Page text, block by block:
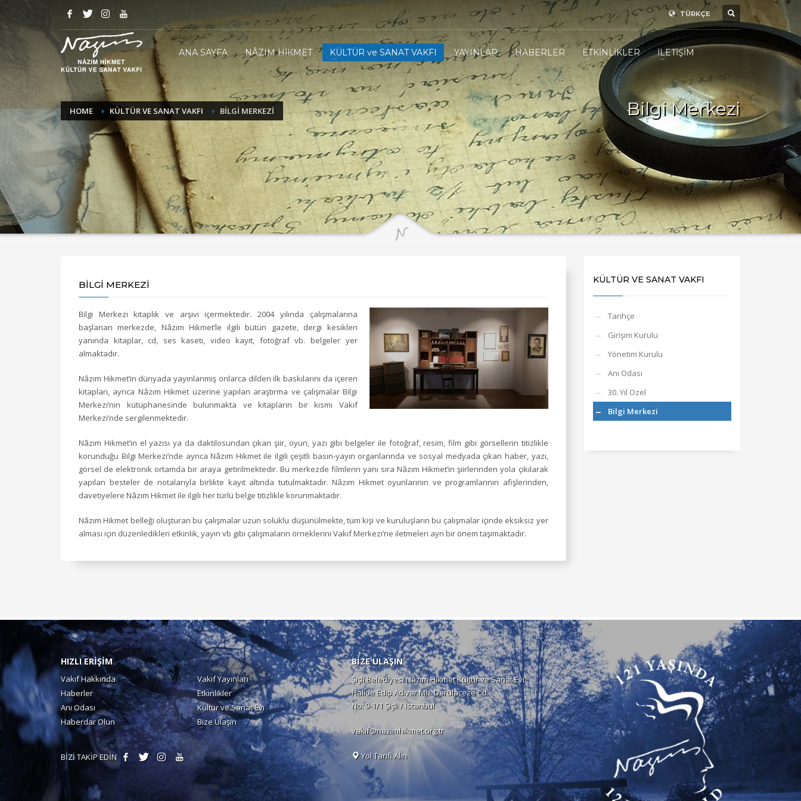
TÜRKÇE
ANA SAYFA NÂZIM HİKMET KÜLTÜR ve SANAT VAKFI YAYINLAR HABERLER ETKİNLİKLER İLETİŞİM
HOME KÜLTÜR VE SANAT VAKFI BILGI MERKEZI Bilgi Merkezi
BILGI MERKEZI
Bilgi Merkezi kitaplık ve arşivi içermektedir. 2004 yılında çalışmalarına
başlanan merkezde, Nâzım Hikmet’le ilgili bütün gazete, dergi kesikleri
yanında kitaplar, cd, ses kaseti, video kayıt, fotoğraf vb. belgeler yer
almaktadır.
Nâzım Hikmet’in dünyada yayınlanmış onlarca dilden ilk baskılarını da içeren
kitapları, ayrıca Nâzım Hikmet üzerine yapılan araştırma ve çalışmalar Bilgi
Merkezi’nin kütüphanesinde bulunmakta ve kitapların bir kısmı Vakıf
Merkezi’nde sergilenmektedir.
Nâzım Hikmet’in el yazısı ya da daktilosundan çıkan şiir, oyun, yazı gibi belgeler ile fotoğraf, resim, film gibi görsellerin titizlikle
korunduğu Bilgi Merkezi’nde ayrıca Nâzım Hikmet ile ilgili çeşitli basın-yayın organlarında ve sosyal medyada çıkan haber, yazı,
görsel de elektronik ortamda bir araya getirilmektedir. Bu merkezde filmlerin yanı sıra Nâzım Hikmet’in şiirlerinden yola çıkılarak
yapılan besteler de notalarıyla birlikte kayıt altında tutulmaktadır. Nâzım Hikmet oyunlarının ve programlarının afişlerinden,
davetiyelere Nâzım Hikmet ile ilgili her türlü belge titizlikle korunmaktadır.
Nâzım Hikmet belleği oluşturan bu çalışmalar uzun soluklu düşünülmekte, tüm kişi ve kuruluşların bu çalışmalar içinde eksiksiz yer
alması için düzenledikleri etkinlik, yayın vb gibi çalışmaların örneklerini Vakıf Merkezi’ne iletmeleri ayrı bir önem taşımaktadır.
KÜLTÜR VE SANAT VAKFI
Tarihçe
Girişim Kurulu
Yönetim Kurulu
Anı Odası
30. Yıl Özel
Bilgi Merkezi
HIZLI ERİŞİM
Vakıf Hakkında
Vakıf Yayınları
Haberler
Etkinlikler
Anı Odası
Kültür ve Sanat Evi
Haberdar Olun
Bize Ulaşın
BİZİ TAKİP EDİN
BİZE ULAŞIN
Şişli Belediyesi Nâzım Hikmet Kültür ve Sanat Evi
Halide Edip Adıvar Mh. Darülaceze Cd.
No: 9-1/1 Şişli / İstanbul
vakif@nazimhikmet.org.tr
Yol Tarifi Alın